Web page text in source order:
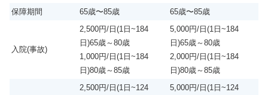
保障期間
65歳〜85歳 65歳〜85歳
入院(事故)
2,500円/日(1日~184
日)65歳～80歳
1,000円/日(1日~184
日)80歳～85歳
5,000円/日(1日~184
日)65歳～80歳
2,000円/日(1日~184
日)80歳～85歳
2,500円/日(1日~124
5,000円/日(1日~124